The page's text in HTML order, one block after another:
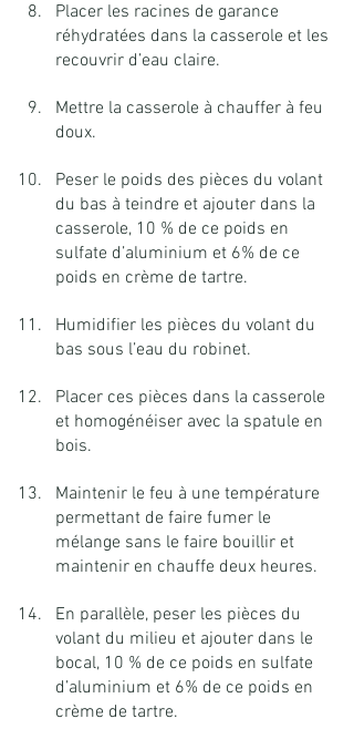
Placer les racines de garance
réhydratées dans la casserole et les
recouvrir d’eau claire.
Mettre la casserole à chauffer à feu
doux.
Peser le poids des pièces du volant
du bas à teindre et ajouter dans la
casserole, 10 % de ce poids en
sulfate d’aluminium et 6% de ce
poids en crème de tartre.
Humidifier les pièces du volant du
bas sous l’eau du robinet.
Placer ces pièces dans la casserole
et homogénéiser avec la spatule en
bois.
Maintenir le feu à une température
permettant de faire fumer le
mélange sans le faire bouillir et
maintenir en chauffe deux heures.
En parallèle, peser les pièces du
volant du milieu et ajouter dans le
bocal, 10 % de ce poids en sulfate
d’aluminium et 6% de ce poids en
crème de tartre.